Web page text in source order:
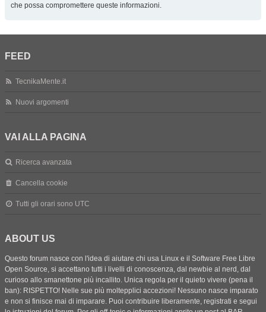
che possa compromettere queste informazioni.
FEED
TecnikaMente.it
Nuovi argomenti
VAI ALLA PAGINA
Ricerca avanzata
Cancella cookie
Tutti gli orari sono UTC
ABOUT US
Questo forum nasce con l'idea di aiutare chi usa Linux e il Software Free Libre
Open Source, si accettano tutti i livelli di conoscenza, dal newbie al nerd, dal
curioso allo smanettone più incallito. Unica regola per il quieto vivere (pena il
ban): RISPETTO! Nelle sue più moltepplici accezioni! Nessuno nasce imparato
e non si finisce mai di imparare. Puoi contribuire liberamente, registrati e segui